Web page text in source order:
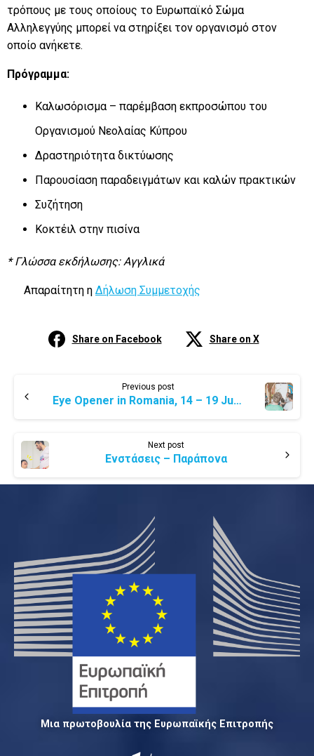
τρόπους με τους οποίους το Ευρωπαϊκό Σώμα
Αλληλεγγύης μπορεί να στηρίξει τον οργανισμό στον
οποίο ανήκετε.
Πρόγραμμα:
Καλωσόρισμα – παρέμβαση εκπροσώπου του
Οργανισμού Νεολαίας Κύπρου
Δραστηριότητα δικτύωσης
Παρουσίαση παραδειγμάτων και καλών πρακτικών
Συζήτηση
Κοκτέιλ στην πισίνα
* Γλώσσα εκδήλωσης: Αγγλικά
Απαραίτητη η Δήλωση Συμμετοχής
Share on Facebook Share on X
Previous post
Eye Opener in Romania, 14 – 19 July 2022
Next post
Ενστάσεις – Παράπονα
Μια πρωτοβουλία της Ευρωπαϊκής Επιτροπής